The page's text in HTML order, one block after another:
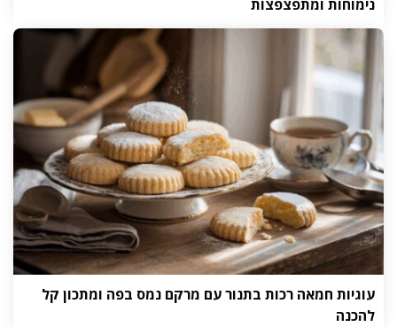
נימוחות ומתפצפצות
עוגיות חמאה רכות בתנור עם מרקם נמס בפה ומתכון קל
להכנה